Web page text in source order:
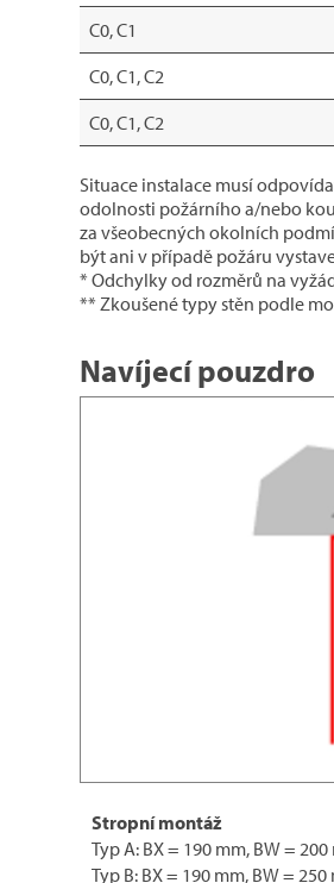
C0, C1
C0, C1, C2
C0, C1, C2
Situace instalace musí
odolnosti požárního a/nebo
za všeobecných okolních
být ani v případě požáru
* Odchylky od rozměrů na
** Zkoušené typy stěn podle
Navíjecí pouzdro
Stropní montáž
Typ A: BX = 190 mm, BW =
Typ B: BX = 190 mm, BW = 250